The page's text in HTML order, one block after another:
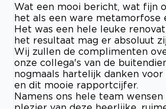
Wat een mooi bericht, wat fijn
het als een ware metamorfose
Het was een hele leuke
het resultaat mag er absoluut
Wij zullen de complimenten
onze collega's van de
nogmaals hartelijk danken
en dit mooie rapportcijfer.
Namens ons hele team